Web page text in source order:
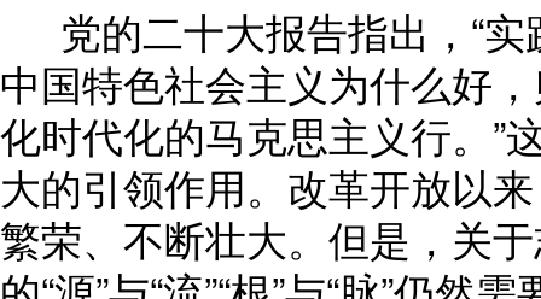
党的二十大报告指出，“实
中国特色社会主义为什么好
化时代化的马克思主义行。”
大的引领作用。改革开放以
繁荣、不断壮大。但是，关